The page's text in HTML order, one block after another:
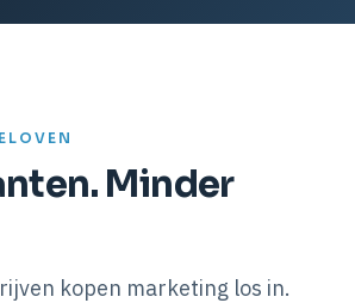
Minder
kopen marketing los in.